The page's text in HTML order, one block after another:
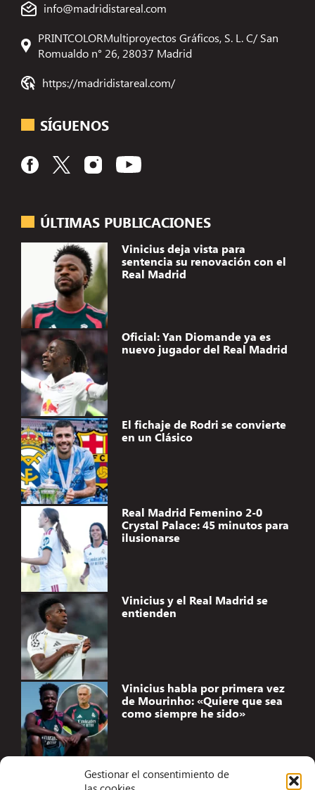
Gestionar el consentimiento de
ÚLTIMAS PUBLICACIONES
Vinicius deja vista para
sentencia su renovación con el
Real Madrid
Oficial: Yan Diomande ya es
nuevo jugador del Real Madrid
El fichaje de Rodri se convierte
en un Clásico
Real Madrid Femenino 2-0
Crystal Palace: 45 minutos para
ilusionarse
Vinicius y el Real Madrid se
entienden
Vinicius habla por primera vez
de Mourinho: «Quiere que sea
como siempre he sido»
info@madridistareal.com
PRINTCOLORMultiproyectos Gráficos, S. L. C/ San
Romualdo n° 26, 28037 Madrid
https://madridistareal.com/
SÍGUENOS